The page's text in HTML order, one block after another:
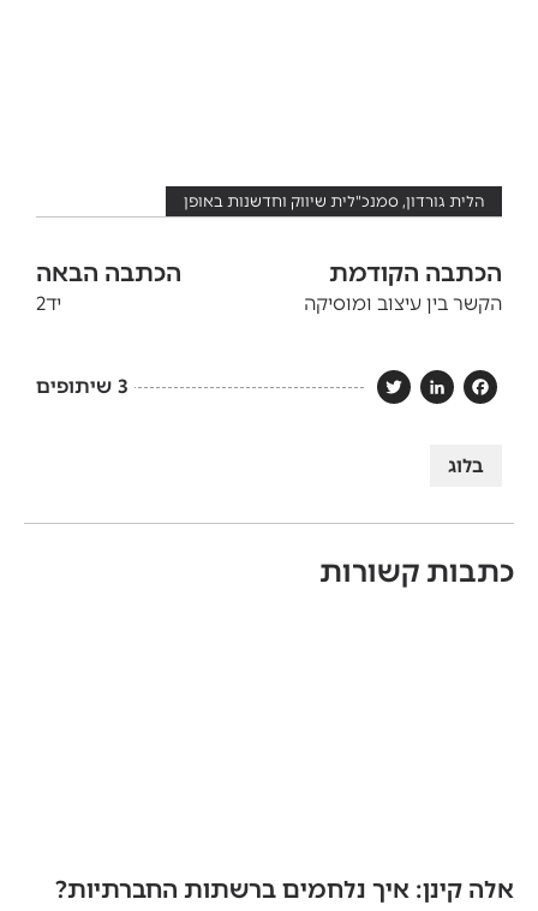
הלית גורדון, סמנכ"לית שיווק וחדשנות באופן
הכתבה הקודמת
הקשר בין עיצוב ומוסיקה
הכתבה הבאה
יד2
3 שיתופים
בלוג
כתבות קשורות
אלה קינן: איך נלחמים ברשתות החברתיות?